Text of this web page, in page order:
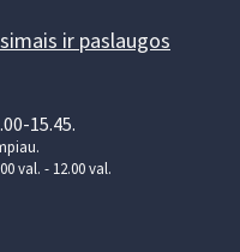
ir paslaugos
15.45.
val. - 12.00 val.